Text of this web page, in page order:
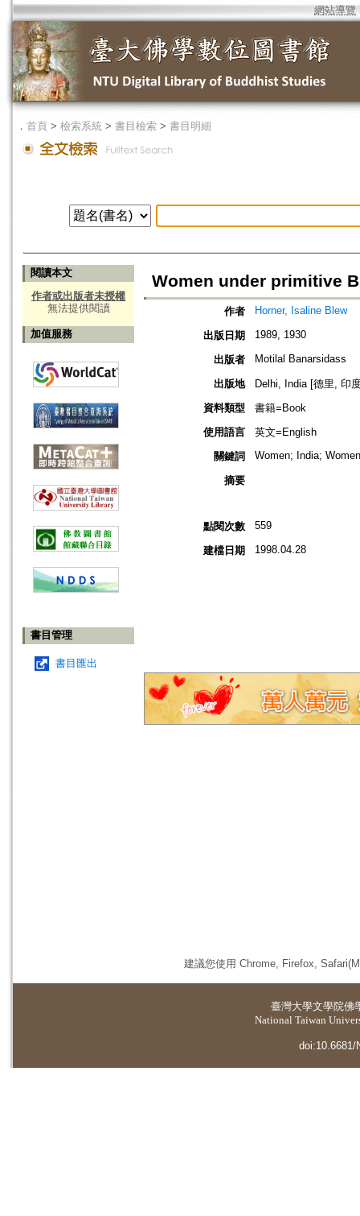
網站導覽
． 首頁 > 檢索系統 > 書目檢索 > 書目明細
閱讀本文
作者或出版者未授權
無法提供閱讀
加值服務
書目管理
書目匯出
Women under primitive
作者 Horner, Isaline Blew
出版日期 1989, 1930
出版者 Motilal Banarsidass
出版地
Delhi, India [德里, 印
資料類型
書籍=Book
使用語言
英文=English
關鍵詞
Women; India;
摘要
點閱次數 559
建檔日期 1998.04.28
建議您使用 Chrome, Firefox,
臺灣大學文學院佛
National Taiwan
doi:10.6681/